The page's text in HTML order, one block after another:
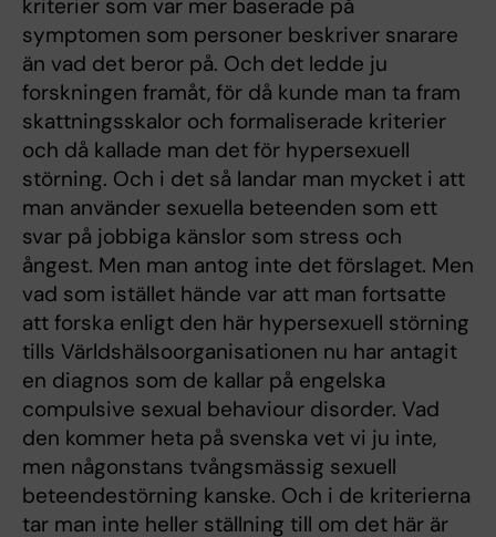
kriterier som var mer baserade på
symptomen som personer beskriver snarare
än vad det beror på. Och det ledde ju
forskningen framåt, för då kunde man ta fram
skattningsskalor och formaliserade kriterier
och då kallade man det för hypersexuell
störning. Och i det så landar man mycket i att
man använder sexuella beteenden som ett
svar på jobbiga känslor som stress och
ångest. Men man antog inte det förslaget. Men
vad som istället hände var att man fortsatte
att forska enligt den här hypersexuell störning
tills Världshälsoorganisationen nu har antagit
en diagnos som de kallar på engelska
compulsive sexual behaviour disorder. Vad
den kommer heta på svenska vet vi ju inte,
men någonstans tvångsmässig sexuell
beteendestörning kanske. Och i de kriterierna
tar man inte heller ställning till om det här är